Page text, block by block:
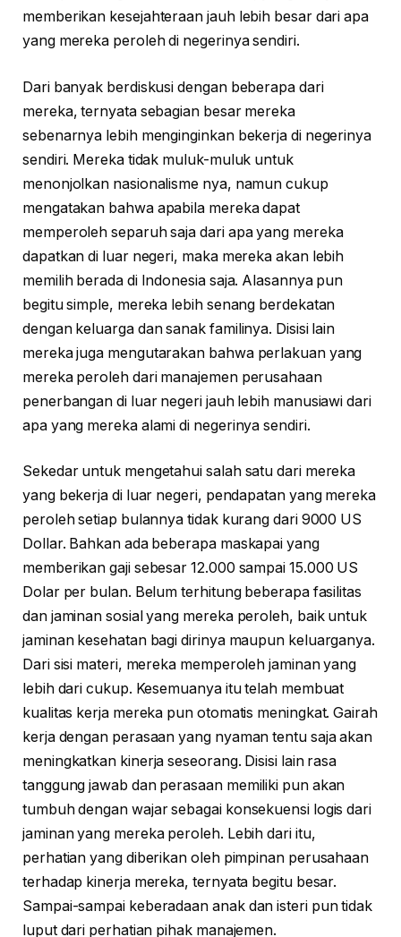
memberikan kesejahteraan jauh lebih besar dari apa
yang mereka peroleh di negerinya sendiri.
Dari banyak berdiskusi dengan beberapa dari
mereka, ternyata sebagian besar mereka
sebenarnya lebih menginginkan bekerja di negerinya
sendiri. Mereka tidak muluk-muluk untuk
menonjolkan nasionalisme nya, namun cukup
mengatakan bahwa apabila mereka dapat
memperoleh separuh saja dari apa yang mereka
dapatkan di luar negeri, maka mereka akan lebih
memilih berada di Indonesia saja. Alasannya pun
begitu simple, mereka lebih senang berdekatan
dengan keluarga dan sanak familinya. Disisi lain
mereka juga mengutarakan bahwa perlakuan yang
mereka peroleh dari manajemen perusahaan
penerbangan di luar negeri jauh lebih manusiawi dari
apa yang mereka alami di negerinya sendiri.
Sekedar untuk mengetahui salah satu dari mereka
yang bekerja di luar negeri, pendapatan yang mereka
peroleh setiap bulannya tidak kurang dari 9000 US
Dollar. Bahkan ada beberapa maskapai yang
memberikan gaji sebesar 12.000 sampai 15.000 US
Dolar per bulan. Belum terhitung beberapa fasilitas
dan jaminan sosial yang mereka peroleh, baik untuk
jaminan kesehatan bagi dirinya maupun keluarganya.
Dari sisi materi, mereka memperoleh jaminan yang
lebih dari cukup. Kesemuanya itu telah membuat
kualitas kerja mereka pun otomatis meningkat. Gairah
kerja dengan perasaan yang nyaman tentu saja akan
meningkatkan kinerja seseorang. Disisi lain rasa
tanggung jawab dan perasaan memiliki pun akan
tumbuh dengan wajar sebagai konsekuensi logis dari
jaminan yang mereka peroleh. Lebih dari itu,
perhatian yang diberikan oleh pimpinan perusahaan
terhadap kinerja mereka, ternyata begitu besar.
Sampai-sampai keberadaan anak dan isteri pun tidak
luput dari perhatian pihak manajemen.